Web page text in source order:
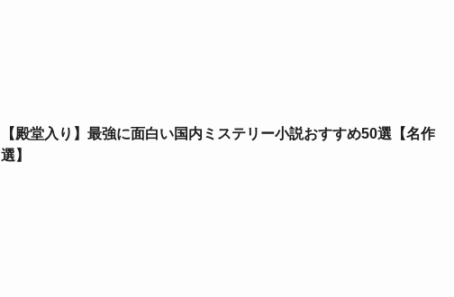
【殿堂入り】最強に面白い国内ミステリー小説おすすめ50選【名作
選】